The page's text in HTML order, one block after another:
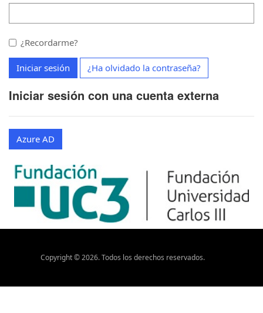
¿Recordarme?
Iniciar sesión ¿Ha olvidado la contraseña?
Iniciar sesión con una cuenta externa
Azure AD
Copyright ©2026. Todos los derechos reservados.